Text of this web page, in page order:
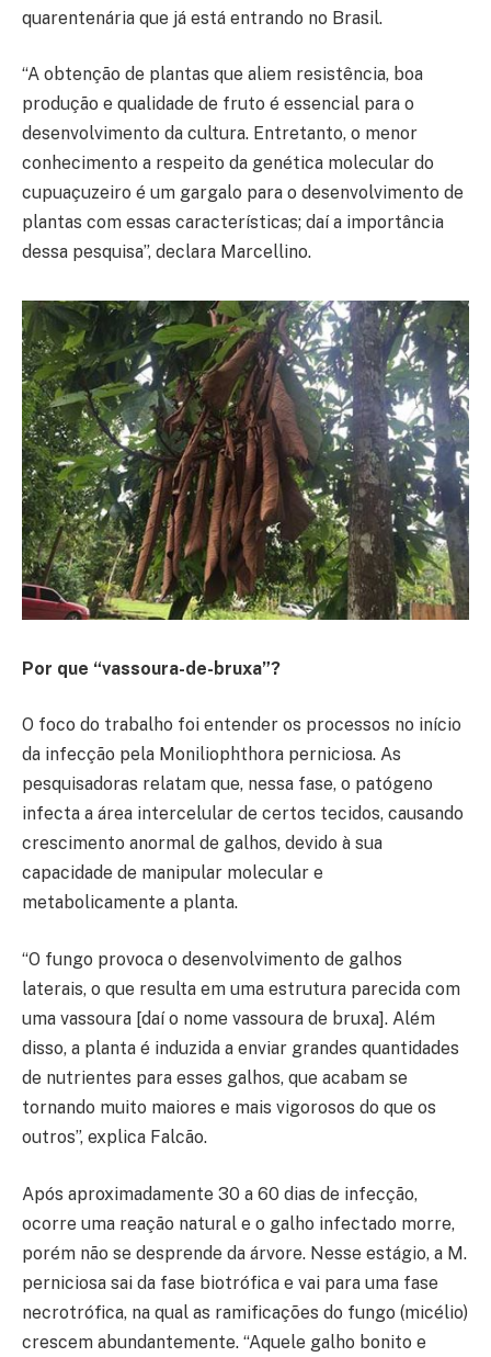
quarentenária que já está entrando no Brasil.
“A obtenção de plantas que aliem resistência, boa
produção e qualidade de fruto é essencial para o
desenvolvimento da cultura. Entretanto, o menor
conhecimento a respeito da genética molecular do
cupuaçuzeiro é um gargalo para o desenvolvimento de
plantas com essas características; daí a importância
dessa pesquisa”, declara Marcellino.
Por que “vassoura-de-bruxa”?
O foco do trabalho foi entender os processos no início
da infecção pela Moniliophthora perniciosa. As
pesquisadoras relatam que, nessa fase, o patógeno
infecta a área intercelular de certos tecidos, causando
crescimento anormal de galhos, devido à sua
capacidade de manipular molecular e
metabolicamente a planta.
“O fungo provoca o desenvolvimento de galhos
laterais, o que resulta em uma estrutura parecida com
uma vassoura [daí o nome vassoura de bruxa]. Além
disso, a planta é induzida a enviar grandes quantidades
de nutrientes para esses galhos, que acabam se
tornando muito maiores e mais vigorosos do que os
outros”, explica Falcão.
Após aproximadamente 30 a 60 dias de infecção,
ocorre uma reação natural e o galho infectado morre,
porém não se desprende da árvore. Nesse estágio, a M.
perniciosa sai da fase biotrófica e vai para uma fase
necrotrófica, na qual as ramificações do fungo (micélio)
crescem abundantemente. “Aquele galho bonito e